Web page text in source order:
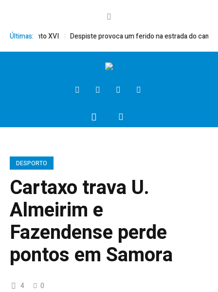
Últimas:
Bento XVI Despiste provoca um ferido na estrada do campo
DESPORTO
Cartaxo trava U.
Almeirim e
Fazendense perde
pontos em Samora
4 0